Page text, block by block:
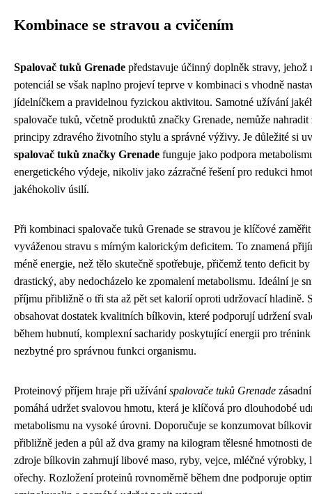
Kombinace se stravou a cvičením
Spalovač tuků Grenade představuje účinný doplněk stravy, jehož
potenciál se však naplno projeví teprve v kombinaci s vhodně
jídelníčkem a pravidelnou fyzickou aktivitou. Samotné užívání
spalovače tuků, včetně produktů značky Grenade, nemůže nahradit
principy zdravého životního stylu a správné výživy. Je důležité si
spalovač tuků značky Grenade funguje jako podpora
energetického výdeje, nikoliv jako zázračné řešení pro redukci
jakéhokoliv úsilí.
Při kombinaci spalovače tuků Grenade se stravou je klíčové zaměřit
vyváženou stravu s mírným kalorickým deficitem. To znamená
méně energie, než tělo skutečně spotřebuje, přičemž tento deficit
drastický, aby nedocházelo ke zpomalení metabolismu. Ideální je
příjmu přibližně o tři sta až pět set kalorií oproti udržovací hladině.
obsahovat dostatek kvalitních bílkovin, které podporují udržení
během hubnutí, komplexní sacharidy poskytující energii pro
nezbytné pro správnou funkci organismu.
Proteinový příjem hraje při užíváníspalovače tuků Grenade
pomáhá udržet svalovou hmotu, která je klíčová pro dlouhodobé
metabolismu na vysoké úrovni. Doporučuje se konzumovat
přibližně jeden a půl až dva gramy na kilogram tělesné hmotnosti
zdroje bílkovin zahrnují libové maso, ryby, vejce, mléčné výrobky,
ořechy. Rozložení proteinů rovnoměrně během dne podporuje